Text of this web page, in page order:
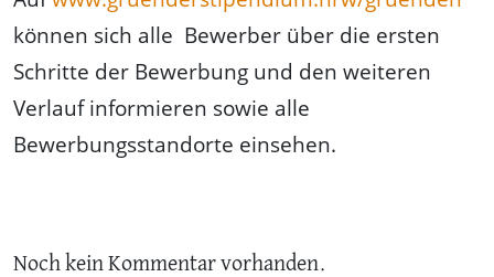
können sich alle Bewerber über die ersten
Schritte der Bewerbung und den weiteren
Verlauf informieren sowie alle
Bewerbungsstandorte einsehen.
Noch kein Kommentar vorhanden.